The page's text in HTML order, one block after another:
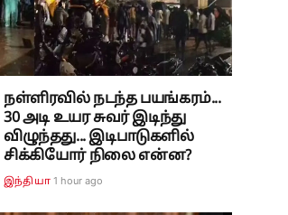
நள்ளிரவில் நடந்த பயங்கரம்...
30 அடி உயர சுவர் இடிந்து
விழுந்தது... இடிபாடுகளில்
சிக்கியோர் நிலை என்ன?
இந்தியா 1 hour ago